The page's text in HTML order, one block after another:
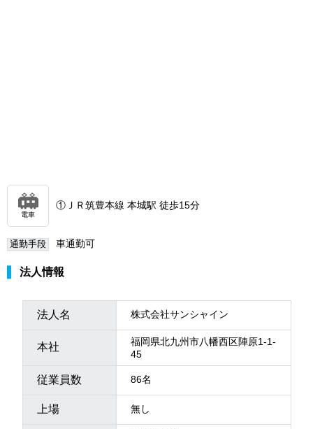
電車
①ＪＲ筑豊本線 本城駅 徒歩15分
通勤手段 車通勤可
法人情報
法人名 株式会社サンシャイン
本社
福岡県北九州市八幡西区陣原1-1-
45
従業員数 86名
上場 無し